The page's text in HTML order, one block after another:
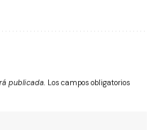
publicada. Los campos obligatorios